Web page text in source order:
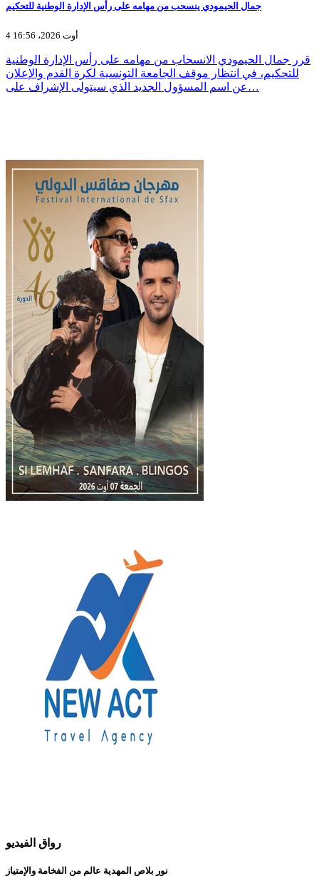
جمال الحيمودي ينسحب من مهامه على رأس الإدارة الوطنية للتحكيم
4 أوت 2026، 16:56
قرر جمال الحيمودي الانسحاب من مهامه على رأس الإدارة الوطنية
للتحكيم، في انتظار موقف الجامعة التونسية لكرة القدم والإعلان
عن اسم المسؤول الجديد الذي سيتولى الإشراف على…
رواق الفيديو
نور بلاص المهدية عالم من الفخامة والإمتياز